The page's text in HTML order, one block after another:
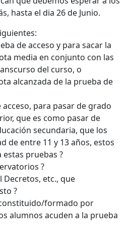
hasta el dia 26 de Junio.
de acceso y para sacar la
media en conjunto con las
del curso, o
alcanzada de la prueba de
para pasar de grado
que es como pasar de
secundaria, que los
de entre 11 y 13 años, estos
pruebas ?
?
Decretos, etc., que
?
formado por
alumnos acuden a la prueba